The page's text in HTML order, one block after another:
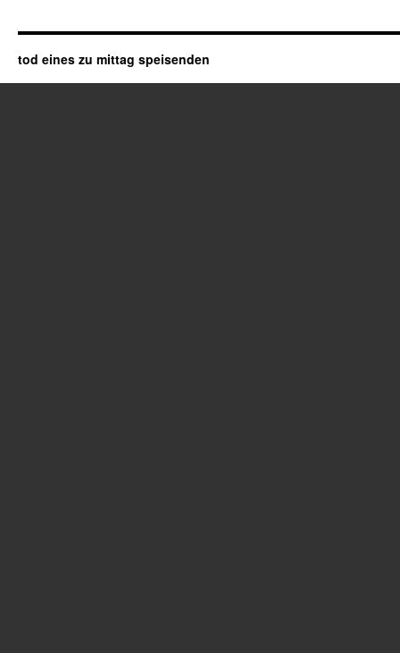
tod eines zu mittag speisenden